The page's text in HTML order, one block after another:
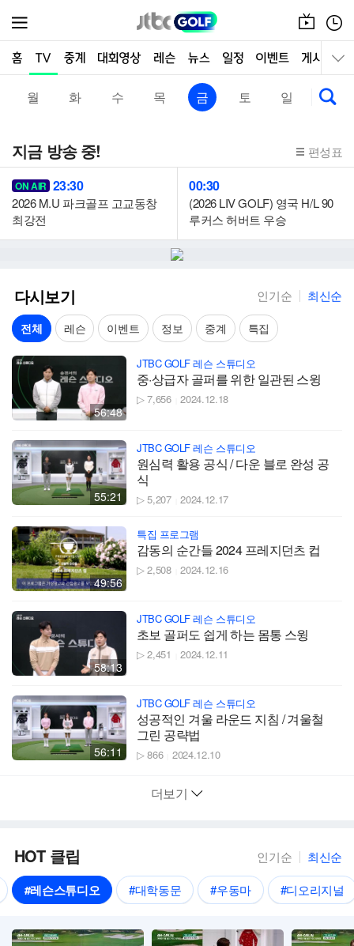
메뉴
온
어
편
표
월 화 수 목 금 토 일
지금 방송 중! 편성표
ON AIR 23:30
2026 M.U 파크골프 고교동창
최강전
00:30
(2026 LIV GOLF) 영국 H/L 90
루커스 허버트 우승
다시보기 인기순 최신순
전체 레슨 이벤트 정보 중계 특집
56:48
JTBC GOLF 레슨 스튜디오
중·상급자 골퍼를 위한 일관된 스윙
▷ 7,656 2024.12.18
55:21
JTBC GOLF 레슨 스튜디오
원심력 활용 공식 / 다운 블로 완성 공
식
▷ 5,207 2024.12.17
49:56
특집 프로그램
감동의 순간들 2024 프레지던츠 컵
▷ 2,508 2024.12.16
58:13
JTBC GOLF 레슨 스튜디오
초보 골퍼도 쉽게 하는 몸통 스윙
▷ 2,451 2024.12.11
56:11
JTBC GOLF 레슨 스튜디오
성공적인 겨울 라운드 지침 / 겨울철
그린 공략법
▷ 866 2024.12.10
더보기
HOT 클립 인기순 최신순
#레슨스튜디오 #대학동문 #우동마 #디오리지널